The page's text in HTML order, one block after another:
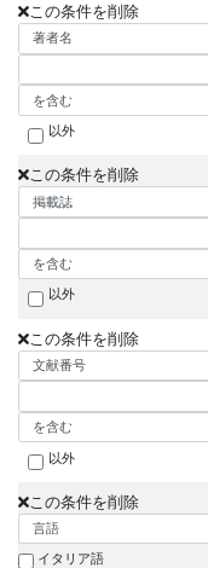
この条件を削除
以外
この条件を削除
以外
この条件を削除
以外
この条件を削除
イタリア語